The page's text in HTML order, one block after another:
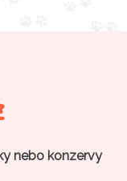
nebo konzervy